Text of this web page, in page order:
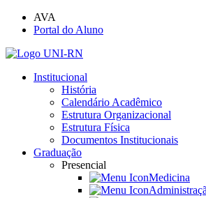
AVA
Portal do Aluno
Institucional
História
Calendário Acadêmico
Estrutura Organizacional
Estrutura Física
Documentos Institucionais
Graduação
Presencial
Medicina